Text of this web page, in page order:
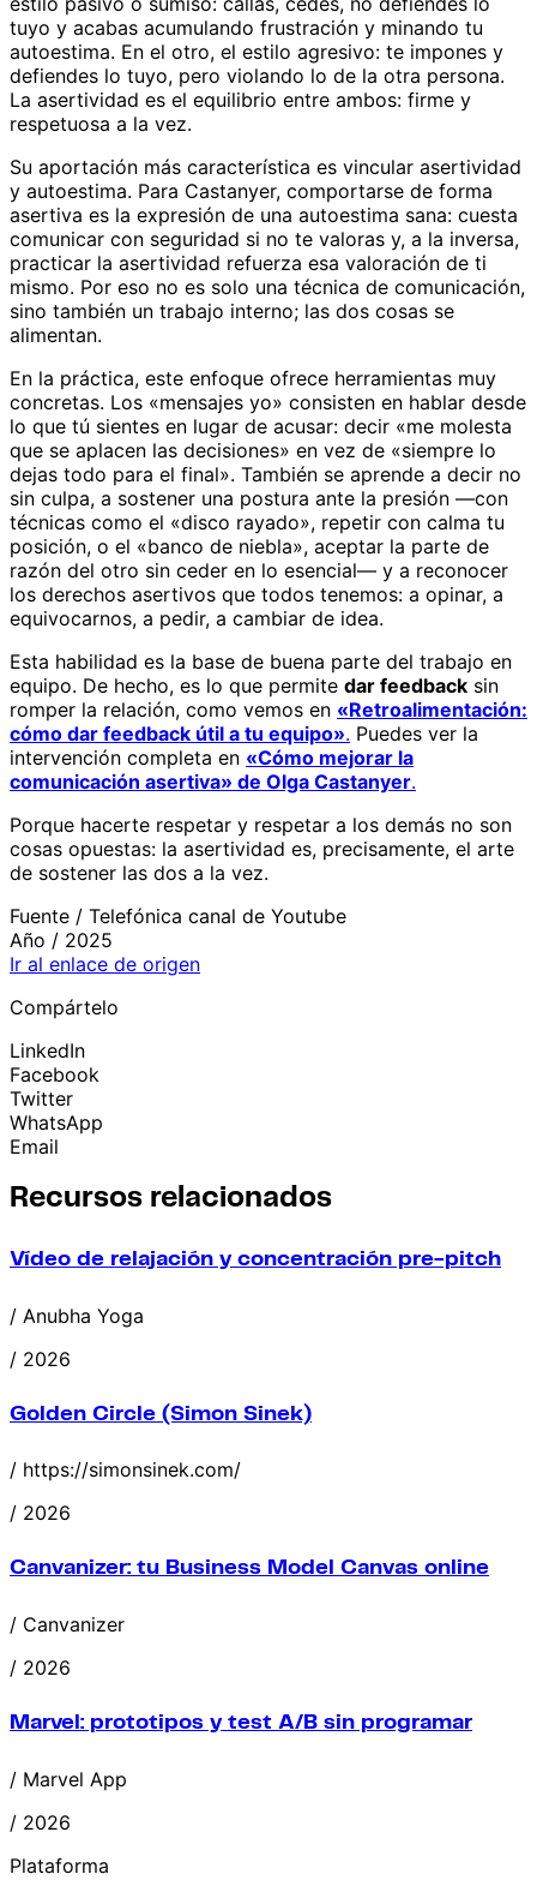
tuyo y acabas acumulando frustración y minando tu
autoestima. En el otro, el estilo agresivo: te impones y
defiendes lo tuyo, pero violando lo de la otra persona.
La asertividad es el equilibrio entre ambos: firme y
respetuosa a la vez.
Su aportación más característica es vincular asertividad
y autoestima. Para Castanyer, comportarse de forma
asertiva es la expresión de una autoestima sana: cuesta
comunicar con seguridad si no te valoras y, a la inversa,
practicar la asertividad refuerza esa valoración de ti
mismo. Por eso no es solo una técnica de comunicación,
sino también un trabajo interno; las dos cosas se
alimentan.
En la práctica, este enfoque ofrece herramientas muy
concretas. Los «mensajes yo» consisten en hablar desde
lo que tú sientes en lugar de acusar: decir «me molesta
que se aplacen las decisiones» en vez de «siempre lo
dejas todo para el final». También se aprende a decir no
sin culpa, a sostener una postura ante la presión —con
técnicas como el «disco rayado», repetir con calma tu
posición, o el «banco de niebla», aceptar la parte de
razón del otro sin ceder en lo esencial— y a reconocer
los derechos asertivos que todos tenemos: a opinar, a
equivocarnos, a pedir, a cambiar de idea.
Esta habilidad es la base de buena parte del trabajo en
equipo. De hecho, es lo que permite dar feedback sin
romper la relación, como vemos en «Retroalimentación:
cómo dar feedback útil a tu equipo». Puedes ver la
intervención completa en «Cómo mejorar la
comunicación asertiva» de Olga Castanyer.
Porque hacerte respetar y respetar a los demás no son
cosas opuestas: la asertividad es, precisamente, el arte
de sostener las dos a la vez.
Fuente / Telefónica canal de Youtube
Año / 2025
Ir al enlace de origen
Compártelo
LinkedIn
Facebook
Twitter
WhatsApp
Email
Recursos relacionados
Vídeo de relajación y concentración pre-pitch
/ Anubha Yoga
/ 2026
Golden Circle (Simon Sinek)
/ https://simonsinek.com/
/ 2026
Canvanizer: tu Business Model Canvas online
/ Canvanizer
/ 2026
Marvel: prototipos y test A/B sin programar
/ Marvel App
/ 2026
Plataforma